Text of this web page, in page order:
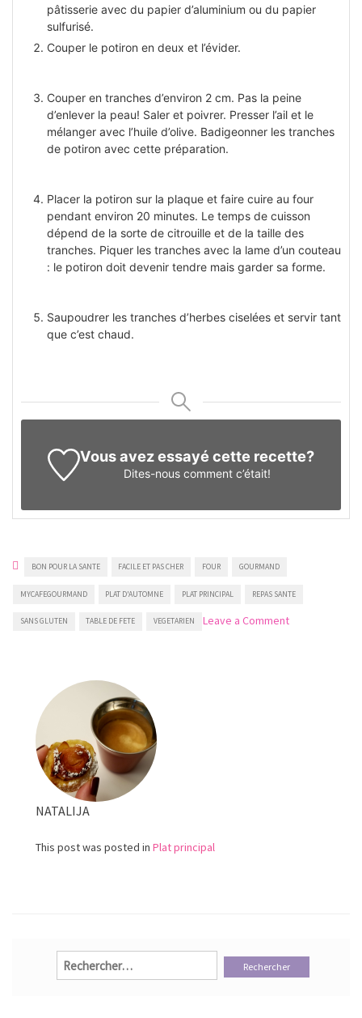
pâtisserie avec du papier d’aluminium ou du papier
sulfurisé.
Couper le potiron en deux et l’évider.
Couper en tranches d’environ 2 cm. Pas la peine
d’enlever la peau! Saler et poivrer. Presser l’ail et le
mélanger avec l’huile d’olive. Badigeonner les tranches
de potiron avec cette préparation.
Placer la potiron sur la plaque et faire cuire au four
pendant environ 20 minutes. Le temps de cuisson
dépend de la sorte de citrouille et de la taille des
tranches. Piquer les tranches avec la lame d’un couteau
: le potiron doit devenir tendre mais garder sa forme.
Saupoudrer les tranches d’herbes ciselées et servir tant
que c’est chaud.
Vous avez essayé cette recette?
Dites-nous comment c’était!
BON POUR LA SANTE FACILE ET PAS CHER FOUR GOURMAND
MYCAFEGOURMAND PLAT D'AUTOMNE PLAT PRINCIPAL REPAS SANTE
SANS GLUTEN TABLE DE FETE VEGETARIEN Leave a Comment
NATALIJA
This post was posted in Plat principal
Rechercher :